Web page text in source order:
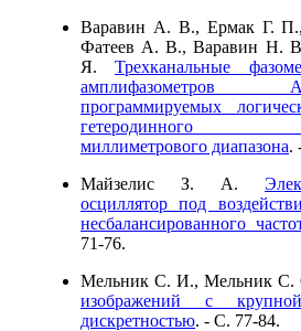
Варавин А. В., Ермак Г.
Фатеев А. В., Варавин Н.
Я.Трехканальные
программируемых
гетеродинного
миллиметрового диапазона.
Майзелис З. А.
осциллятор под
несбалансированного
71-76.
Мельник С. И., Мельник С.
изображений с
дискретностью. - C. 77-84.